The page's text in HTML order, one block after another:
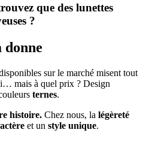
que des lunettes
?
donne
sur le marché misent tout
mais à quel prix ? Design
ternes.
histoire. Chez nous, la légèreté
et un style unique.